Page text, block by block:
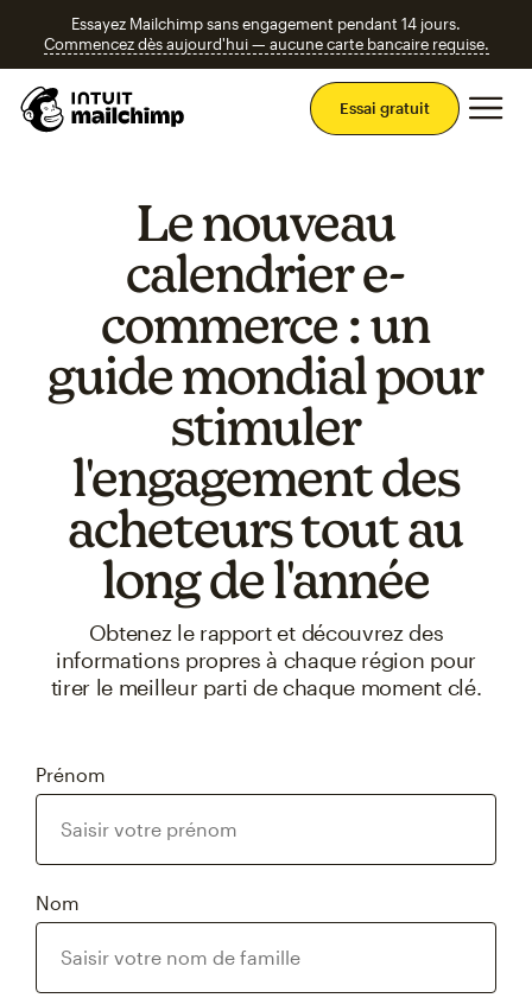
Essayez Mailchimp sans engagement pendant 14 jours.
Commencez dès aujourd'hui — aucune carte bancaire requise.
Essai gratuit
Le nouveau
calendrier e-
commerce : un
guide mondial pour
stimuler
l'engagement des
acheteurs tout au
long de l'année
Obtenez le rapport et découvrez des
informations propres à chaque région pour
tirer le meilleur parti de chaque moment clé.
Prénom
Nom